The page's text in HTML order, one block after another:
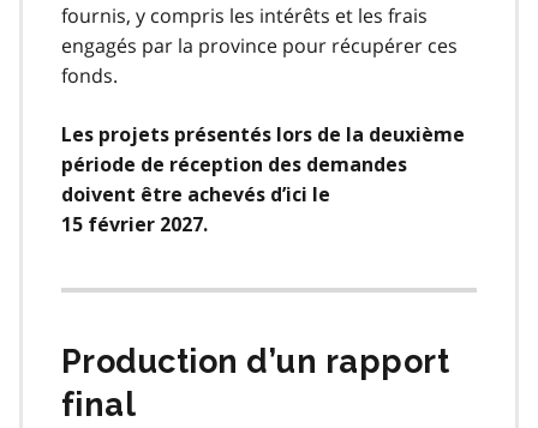
fournis, y compris les intérêts et les frais
engagés par la province pour récupérer ces
fonds.
Les projets présentés lors de la deuxième
période de réception des demandes
doivent être achevés d’ici le
15 février 2027.
Production d’un rapport
final